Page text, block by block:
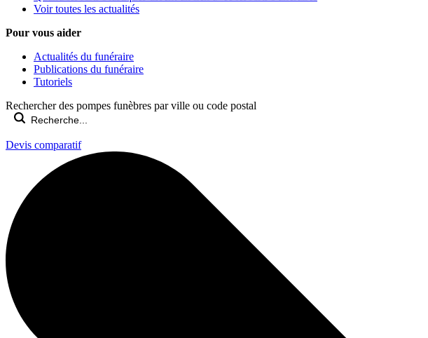
Voir toutes les actualités
Pour vous aider
Actualités du funéraire
Publications du funéraire
Tutoriels
Rechercher des pompes funèbres par ville ou code postal
Devis comparatif